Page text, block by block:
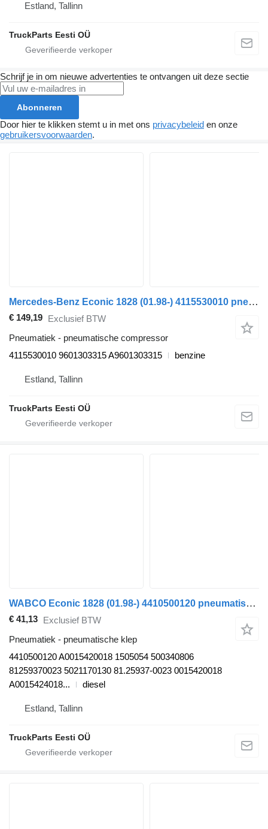
Estland, Tallinn
TruckParts Eesti OÜ
Schrijf je in om nieuwe advertenties te ontvangen uit deze sectie
Abonneren
Door hier te klikken stemt u in met ons privacybeleid en onze
gebruikersvoorwaarden.
Mercedes-Benz Econic 1828 (01.98-) 4115530010 pneumatische compressor voor Mercedes-Benz Econic (1998-2014) vuilniswagen
€ 149,19 Exclusief BTW
Pneumatiek - pneumatische compressor
4115530010 9601303315 A9601303315
benzine
Estland, Tallinn
TruckParts Eesti OÜ
WABCO Econic 1828 (01.98-) 4410500120 pneumatische klep voor Mercedes-Benz Econic (1998-2014) vuilniswagen
€ 41,13 Exclusief BTW
Pneumatiek - pneumatische klep
4410500120 A0015420018 1505054 500340806
81259370023 5021170130 81.25937-0023 0015420018
A0015424018...
diesel
Estland, Tallinn
TruckParts Eesti OÜ